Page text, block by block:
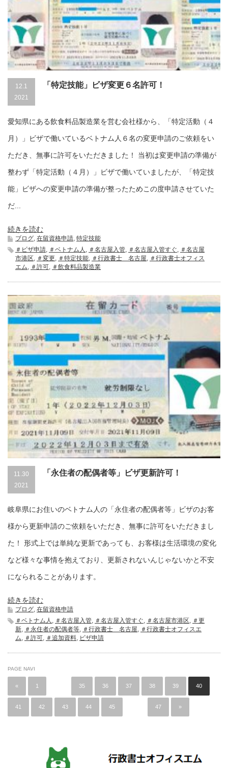
12.1
2021
「特定技能」ビザ変更６名許可！
愛知県にある飲食料品製造業を営む会社様から、「特定活動（４
月）」ビザで働いているベトナム人６名の変更申請のご依頼をい
ただき、無事に許可をいただきました！ 当初は変更申請の準備が
整わず「特定活動（４月）」ビザで働いていましたが、「特定技
能」ビザへの変更申請の準備が整ったためこの度申請させていた
だ...
続きを読む
ブログ, 在留資格申請, 特定技能
＃ビザ申請, ＃ベトナム人 , ＃名古屋入管, ＃名古屋入管すぐ, ＃名古屋
市港区, ＃変更, ＃特定技能, ＃行政書士 名古屋, ＃行政書士オフィス
エム, ＃許可, ＃飲食料品製造業
11.30
2021
「永住者の配偶者等」ビザ更新許可！
岐阜県にお住いのベトナム人の「永住者の配偶者等」ビザのお客
様から更新申請のご依頼をいただき、無事に許可をいただきまし
た！ 形式上では単純な更新であっても、お客様は生活環境の変化
など様々な事情を抱えており、更新されないんじゃないかと不安
になられることがあります。
続きを読む
ブログ, 在留資格申請
＃ベトナム人 , ＃名古屋入管, ＃名古屋入管すぐ, ＃名古屋市港区, ＃更
新, ＃永住者の配偶者等, ＃行政書士 名古屋, ＃行政書士オフィスエ
ム, ＃許可, ＃追加資料, ビザ申請
PAGE NAVI
« 1 35 36 37 38 39 40
41 42 43 44 45 47 »